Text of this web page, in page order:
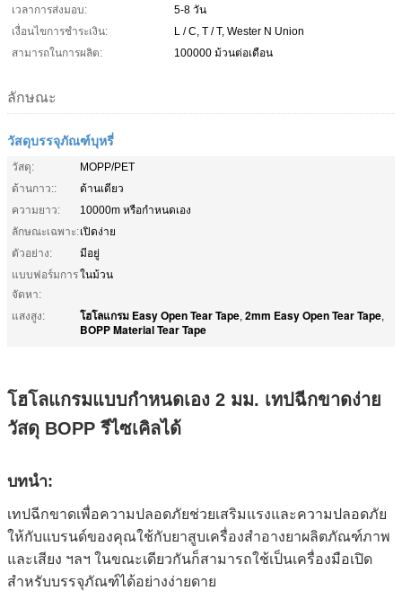
เวลาการส่งมอบ:
5-8 วัน
เงื่อนไขการชำระเงิน:
L / C, T / T, Wester N Union
สามารถในการผลิต:
100000 ม้วนต่อเดือน
ลักษณะ
วัสดุบรรจุภัณฑ์บุหรี่
วัสดุ:
MOPP/PET
ด้านกาว::
ด้านเดียว
ความยาว:
10000m หรือกำหนดเอง
ลักษณะเฉพาะ:เปิดง่าย
ตัวอย่าง:
มีอยู่
แบบฟอร์มการ
จัดหา:
ในม้วน
แสงสูง: โฮโลแกรม Easy Open Tear Tape, 2mm Easy Open Tear Tape,
BOPP Material Tear Tape
โฮโลแกรมแบบกำหนดเอง 2 มม. เทปฉีกขาดง่าย
วัสดุ BOPP รีไซเคิลได้
บทนำ:
เทปฉีกขาดเพื่อความปลอดภัยช่วยเสริมแรงและความปลอดภัย
ให้กับแบรนด์ของคุณใช้กับยาสูบเครื่องสำอางยาผลิตภัณฑ์ภาพ
และเสียง ฯลฯ ในขณะเดียวกันก็สามารถใช้เป็นเครื่องมือเปิด
สำหรับบรรจุภัณฑ์ได้อย่างง่ายดาย